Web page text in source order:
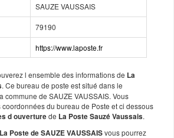
SAUZE VAUSSAIS
79190
https://www.laposte.fr
l ensemble des informations de La
. Ce bureau de poste est situé dans le
commune de SAUZE VAUSSAIS. Vous
du bureau de Poste et ci dessous
d ouverturede La Poste Sauzé Vaussais.
La Poste de SAUZE VAUSSAISvous pourrez